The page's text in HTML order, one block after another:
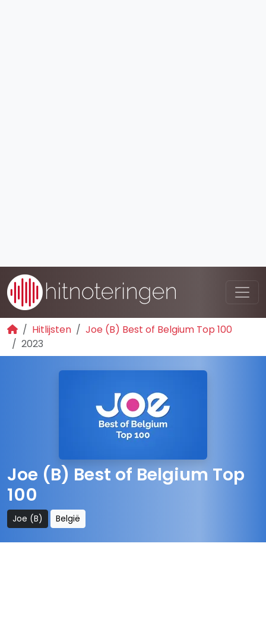
Hitlijsten
Joe (B) Best of Belgium Top 100
2023
Joe (B) Best of Belgium Top
100
Joe (B) België